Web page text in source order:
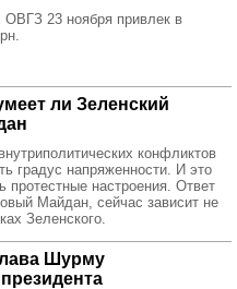
23 ноября привлек в
ли Зеленский
конфликтов
градус напряженности. И это
протестные настроения. Ответ
Майдан, сейчас зависит не
Зеленского.
Шурму